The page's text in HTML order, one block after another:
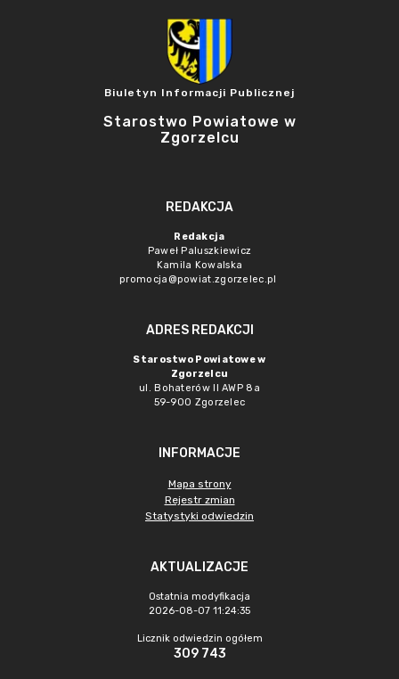
Biuletyn Informacji Publicznej
Starostwo Powiatowe w
Zgorzelcu
REDAKCJA
Redakcja
Paweł Paluszkiewicz
Kamila Kowalska
promocja@powiat.zgorzelec.pl
ADRES REDAKCJI
Starostwo Powiatowe w
Zgorzelcu
ul. Bohaterów II AWP 8a
59-900 Zgorzelec
INFORMACJE
Mapa strony
Rejestr zmian
Statystyki odwiedzin
AKTUALIZACJE
Ostatnia modyfikacja
2026-08-07 11:24:35
Licznik odwiedzin ogółem
309 743